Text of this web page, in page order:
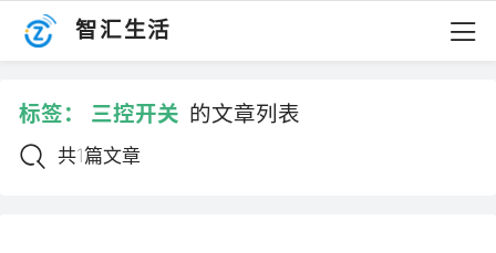
智汇生活
标签： 三控开关 的文章列表
共1篇文章